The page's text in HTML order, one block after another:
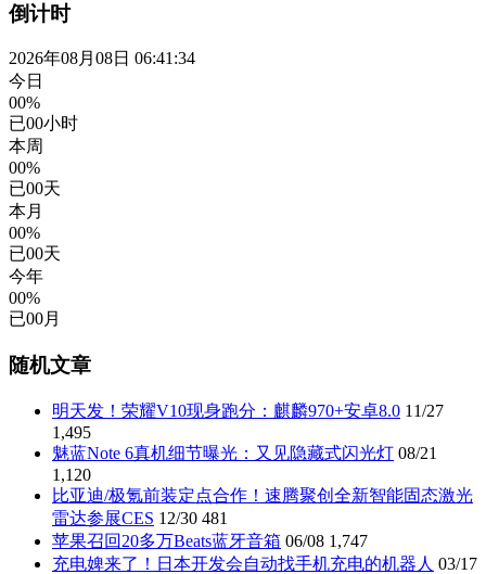
倒计时
2026年08月08日 06:41:34
今日
00%
已00小时
本周
00%
已00天
本月
00%
已00天
今年
00%
已00月
随机文章
明天发！荣耀V10现身跑分：麒麟970+安卓8.0 11/27
1,495
魅蓝Note 6真机细节曝光：又见隐藏式闪光灯 08/21
1,120
比亚迪/极氪前装定点合作！速腾聚创全新智能固态激光
雷达参展CES 12/30 481
苹果召回20多万Beats蓝牙音箱 06/08 1,747
充电婢来了！日本开发会自动找手机充电的机器人 03/17